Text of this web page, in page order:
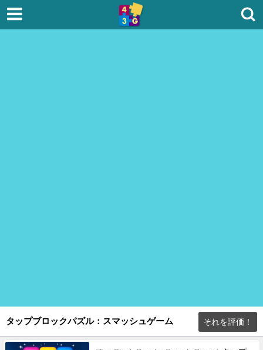
タップブロックパズル：スマッシュゲーム それを評価！